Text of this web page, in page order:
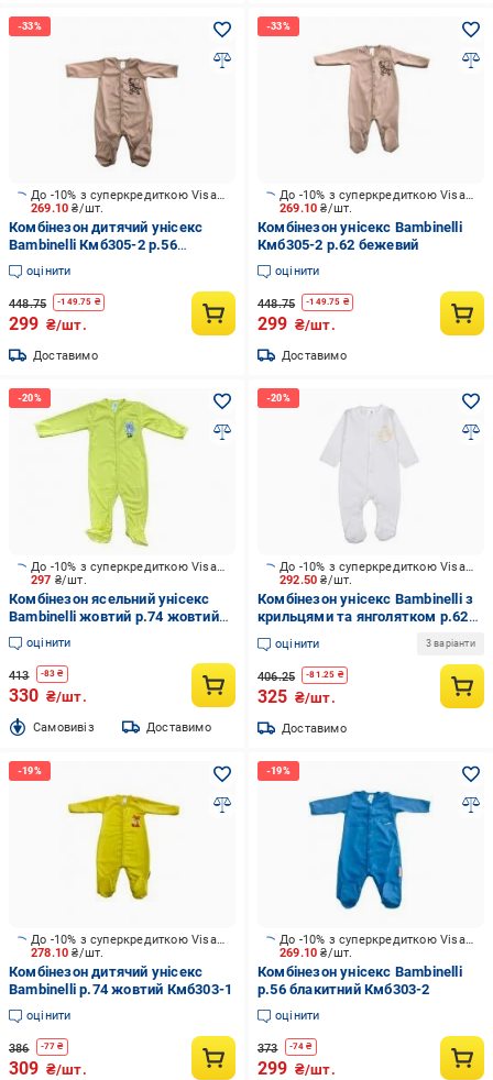
269.10₴/шт.
До -10% з суперкредиткою Visa Вигода
Комбінезон дитячий унісекс
Bambinelli Кмб305-2 р.56
бежевий
оцінити
448.75 -149.75 ₴
299 ₴/шт.
Доставимо
269.10₴/шт.
До -10% з суперкредиткою Visa Вигода
Комбінезон унісекс Bambinelli
Кмб305-2 р.62 бежевий
оцінити
448.75 -149.75 ₴
299 ₴/шт.
Доставимо
297 ₴/шт.
До -10% з суперкредиткою Visa Вигода
Комбінезон ясельний унісекс
Bambinelli жовтий р.74 жовтий
Кмб300-7
оцінити
413 -83 ₴
330 ₴/шт.
Cамовивіз Доставимо
292.50₴/шт.
До -10% з суперкредиткою Visa Вигода
Комбінезон унісекс Bambinelli з
крильцями та янголятком р.62
молочний
оцінити 3 варіанти
406.25 -81.25 ₴
325 ₴/шт.
Доставимо
278.10₴/шт.
До -10% з суперкредиткою Visa Вигода
Комбінезон дитячий унісекс
Bambinelli р.74 жовтий Кмб303-1
оцінити
386 -77 ₴
309 ₴/шт.
269.10₴/шт.
До -10% з суперкредиткою Visa Вигода
Комбінезон унісекс Bambinelli
р.56 блакитний Кмб303-2
оцінити
373 -74 ₴
299 ₴/шт.